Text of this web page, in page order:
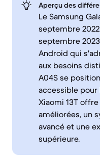
Aperçu des
Le Samsung
septembre
septembre
Android qui
aux besoins
A04S se
accessible pour
Xiaomi 13T
améliorées, un
avancé et une
supérieure.